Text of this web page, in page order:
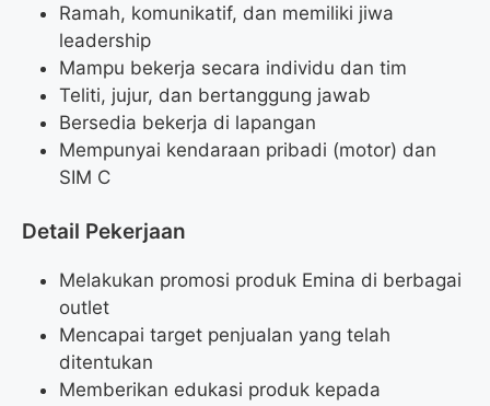
Ramah, komunikatif, dan memiliki jiwa
leadership
Mampu bekerja secara individu dan tim
Teliti, jujur, dan bertanggung jawab
Bersedia bekerja di lapangan
Mempunyai kendaraan pribadi (motor) dan
SIM C
Detail Pekerjaan
Melakukan promosi produk Emina di berbagai
outlet
Mencapai target penjualan yang telah
ditentukan
Memberikan edukasi produk kepada